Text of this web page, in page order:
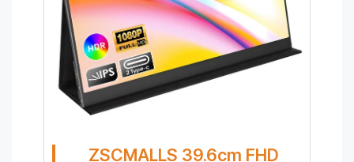
ZSCMALLS 39.6cm FHD